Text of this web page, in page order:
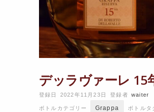
デッラヴァーレ 15
登録日 2022年11月23日 登録者waiter
ボトルカテゴリー Grappa ボトルタ